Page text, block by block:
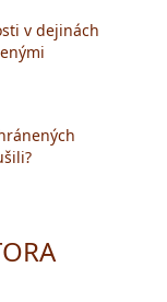
v dejinách